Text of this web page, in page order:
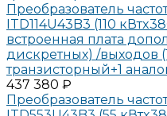
Преобразователь
ITD114U43B3 (110
встроенная плата
дискретных) /выходов
транзисторный+1
437 380 ₽
Преобразователь